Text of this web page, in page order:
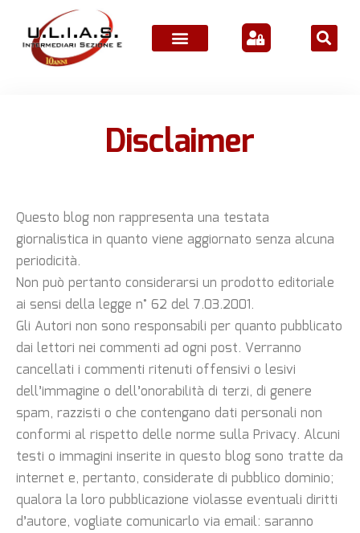
Disclaimer
Questo blog non rappresenta una testata
giornalistica in quanto viene aggiornato senza alcuna
periodicità.
Non può pertanto considerarsi un prodotto editoriale
ai sensi della legge n° 62 del 7.03.2001.
Gli Autori non sono responsabili per quanto pubblicato
dai lettori nei commenti ad ogni post. Verranno
cancellati i commenti ritenuti offensivi o lesivi
dell’immagine o dell’onorabilità di terzi, di genere
spam, razzisti o che contengano dati personali non
conformi al rispetto delle norme sulla Privacy. Alcuni
testi o immagini inserite in questo blog sono tratte da
internet e, pertanto, considerate di pubblico dominio;
qualora la loro pubblicazione violasse eventuali diritti
d’autore, vogliate comunicarlo via email: saranno